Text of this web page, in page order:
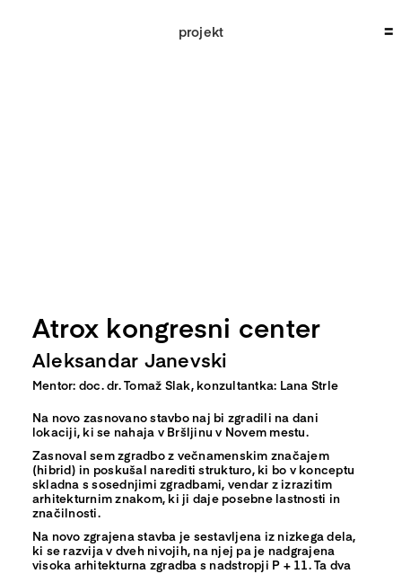
Atrox kongresni center
Aleksandar Janevski
Mentor: doc. dr. Tomaž Slak, konzultantka: Lana Strle
Na novo zasnovano stavbo naj bi zgradili na dani
lokaciji, ki se nahaja v Bršljinu v Novem mestu.
Zasnoval sem zgradbo z večnamenskim značajem
(hibrid) in poskušal narediti strukturo, ki bo v konceptu
skladna s sosednjimi zgradbami, vendar z izrazitim
arhitekturnim znakom, ki ji daje posebne lastnosti in
značilnosti.
Na novo zgrajena stavba je sestavljena iz nizkega dela,
ki se razvija v dveh nivojih, na njej pa je nadgrajena
visoka arhitekturna zgradba s nadstropji P + 11. Ta dva
projekt